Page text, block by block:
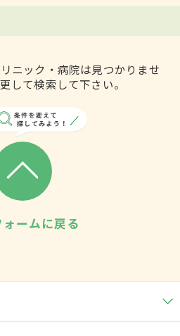
ニック・病院は見つかりませ
して検索して下さい。
ームに戻る